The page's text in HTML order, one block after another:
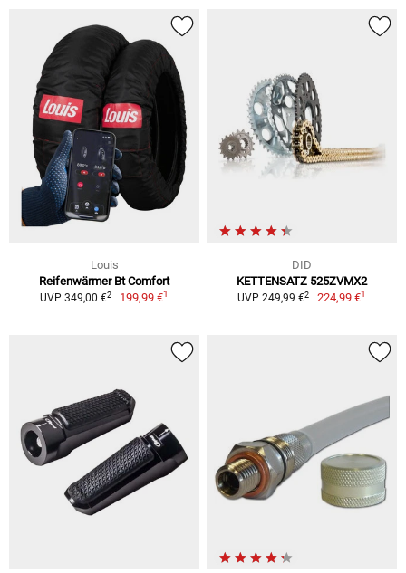
Louis
Reifenwärmer Bt Comfort
UVP 349,00 €2 199,99 €1
DID
KETTENSATZ 525ZVMX2
UVP 249,99 €2 224,99 €1